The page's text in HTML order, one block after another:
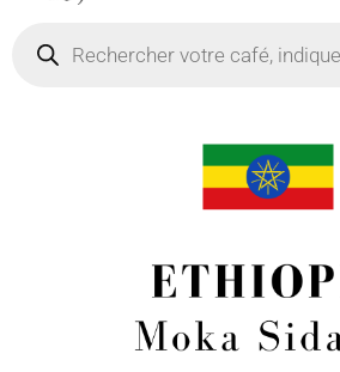
produits
Plage
de
prix :
8,80 €
35,20 €